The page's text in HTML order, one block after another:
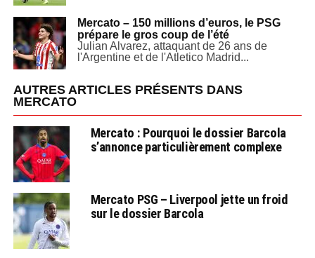
Mercato – 150 millions d’euros, le PSG
prépare le gros coup de l’été
Julian Alvarez, attaquant de 26 ans de
l'Argentine et de l'Atletico Madrid...
AUTRES ARTICLES PRÉSENTS DANS
MERCATO
Mercato : Pourquoi le dossier Barcola
s’annonce particulièrement complexe
Mercato PSG – Liverpool jette un froid
sur le dossier Barcola